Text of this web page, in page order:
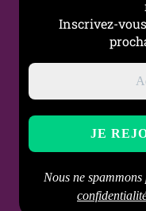
Inscrivez-
Nous ne